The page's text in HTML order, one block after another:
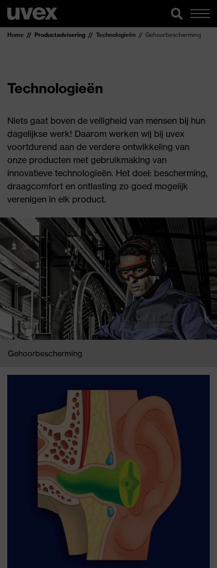
Home Productadvisering Technologieën Gehoorbescherming
Technologieën
Niets gaat boven de veiligheid van mensen bij hun
dagelijkse werk! Daarom werken wij bij uvex
voortdurend aan de verdere ontwikkeling van
onze producten met gebruikmaking van
innovatieve technologieën. Het doel: bescherming,
draagcomfort en ontlasting zo goed mogelijk
verenigen in elk product.
Gehoorbescherming